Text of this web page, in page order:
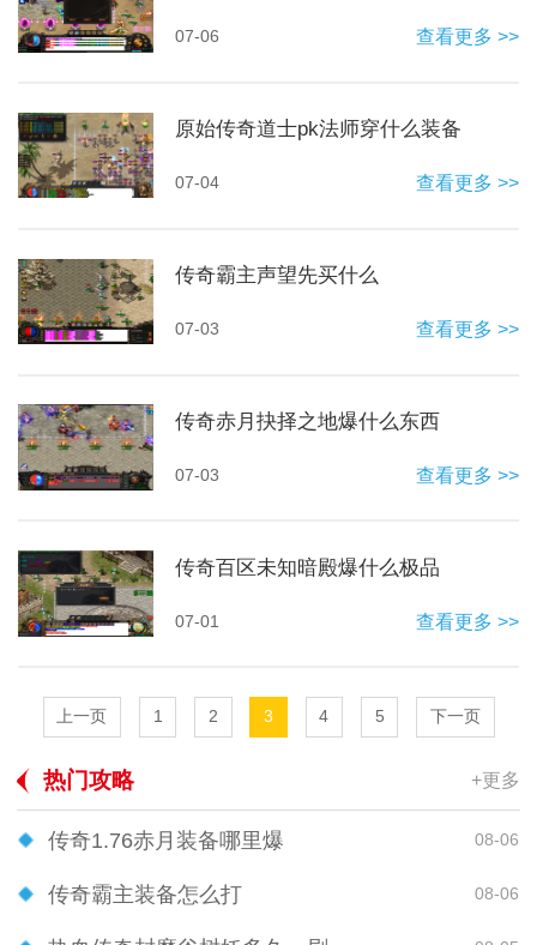
07-06 查看更多 >>
原始传奇道士pk法师穿什么装备
07-04 查看更多 >>
传奇霸主声望先买什么
07-03 查看更多 >>
传奇赤月抉择之地爆什么东西
07-03 查看更多 >>
传奇百区未知暗殿爆什么极品
07-01 查看更多 >>
上一页 1 2 3 4 5 下一页
热门攻略 +更多
传奇1.76赤月装备哪里爆 08-06
传奇霸主装备怎么打 08-06